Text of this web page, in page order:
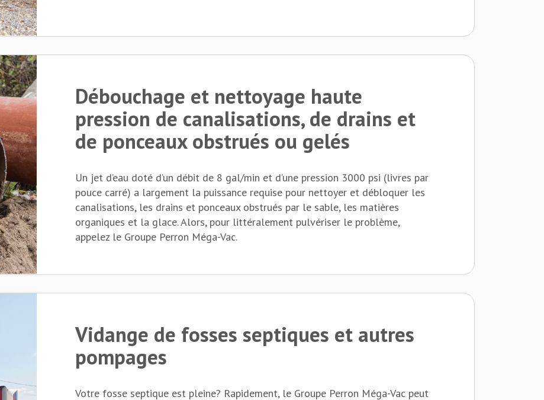
Débouchage et nettoyage haute
pression de canalisations, de drains et
de ponceaux obstrués ou gelés
Un jet d’eau doté d’un débit de 8 gal/min et d’une pression 3000 psi (livres par
pouce carré) a largement la puissance requise pour nettoyer et débloquer les
canalisations, les drains et ponceaux obstrués par le sable, les matières
organiques et la glace. Alors, pour littéralement pulvériser le problème,
appelez le Groupe Perron Méga-Vac.
Vidange de fosses septiques et autres
pompages
Votre fosse septique est pleine? Rapidement, le Groupe Perron Méga-Vac peut